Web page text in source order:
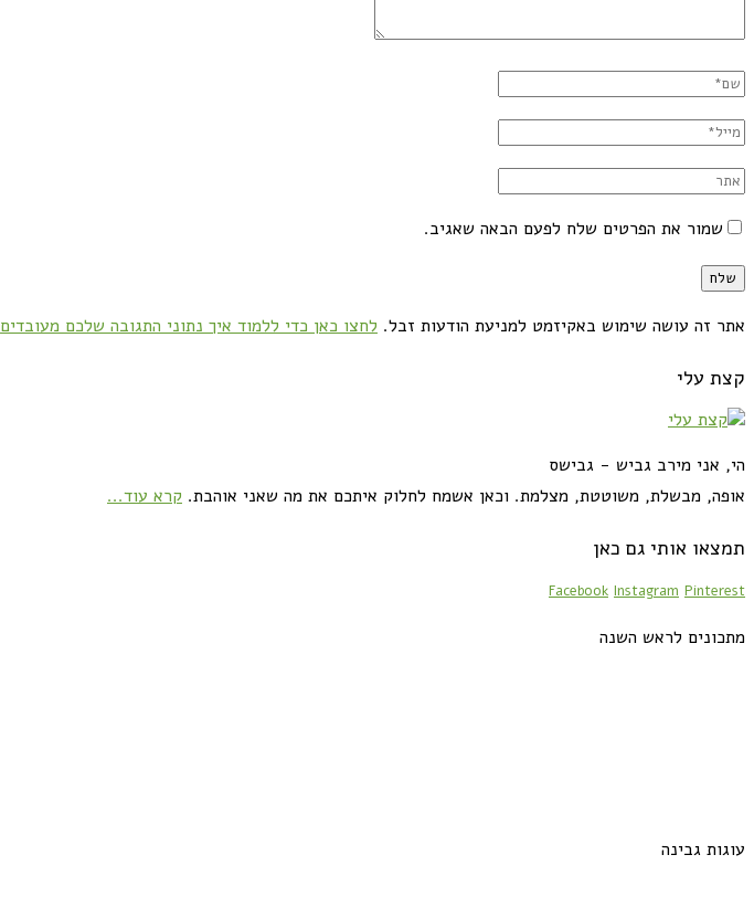
שמור את הפרטים שלח לפעם הבאה שאגיב.
אתר זה עושה שימוש באקיזמט למניעת הודעות זבל. לחצו כאן כדי ללמוד איך נתוני התגובה שלכם מעובדים
קצת עלי
הי, אני מירב גביש - גבישס
אופה, מבשלת, משוטטת, מצלמת. וכאן אשמח לחלוק איתכם את מה שאני אוהבת. קרא עוד...
תמצאו אותי גם כאן
Facebook Instagram Pinterest
מתכונים לראש השנה
עוגות גבינה